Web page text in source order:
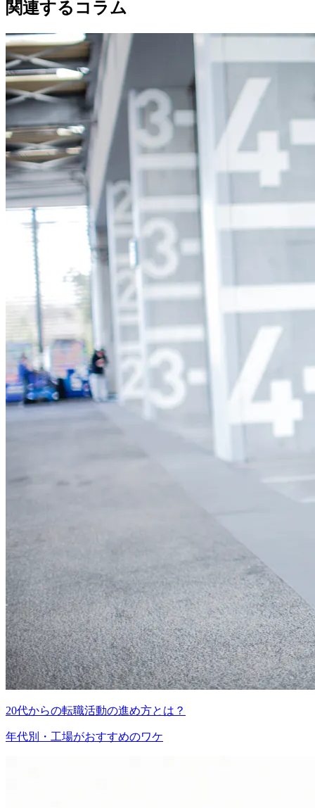
関連するコラム
20代からの転職活動の進め方とは？
年代別・工場がおすすめのワケ